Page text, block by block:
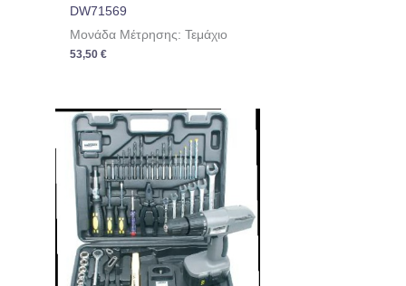
DW71569
Μονάδα Μέτρησης: Τεμάχιο
53,50€